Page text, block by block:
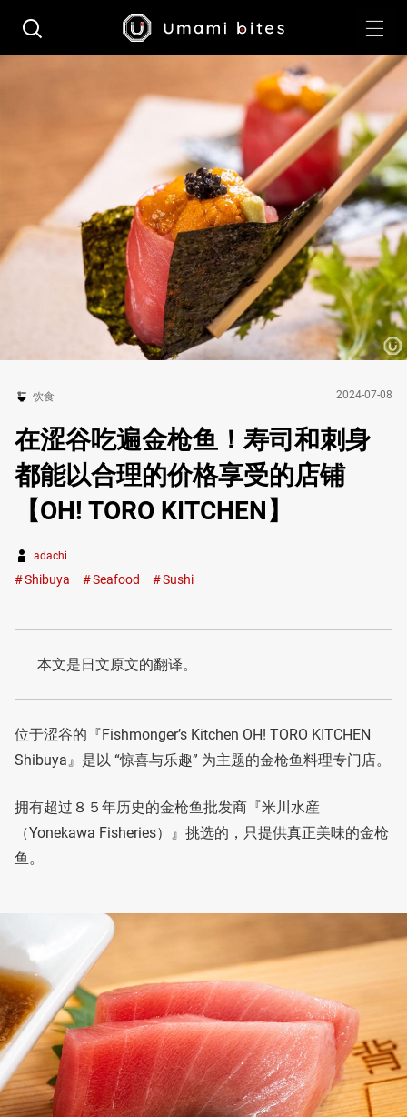
饮食 2024-07-08
在涩谷吃遍金枪鱼！寿司和刺身
都能以合理的价格享受的店铺
【OH! TORO KITCHEN】
adachi
Shibuya Seafood Sushi
本文是日文原文的翻译。
位于涩谷的『Fishmonger’s Kitchen OH! TORO KITCHEN
Shibuya』是以 “惊喜与乐趣” 为主题的金枪鱼料理专门店。
拥有超过８５年历史的金枪鱼批发商『米川水産
（Yonekawa Fisheries）』挑选的，只提供真正美味的金枪
鱼。